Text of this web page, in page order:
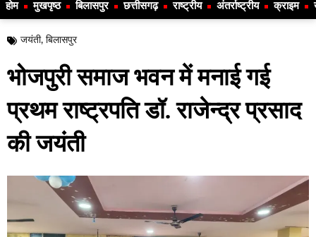
होम मुखपृष्ठ बिलासपुर छत्तीसगढ़ राष्ट्रीय अंतर्राष्ट्रीय क्राइम
जयंती, बिलासपुर
भोजपुरी समाज भवन में मनाई गई
प्रथम राष्ट्रपति डॉ. राजेन्द्र प्रसाद
की जयंती